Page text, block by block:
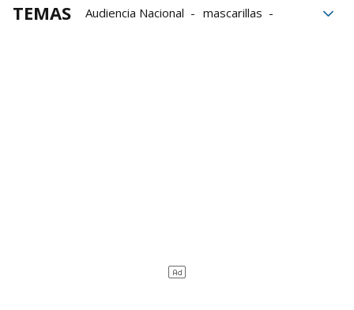
TEMAS Audiencia Nacional
mascarillas